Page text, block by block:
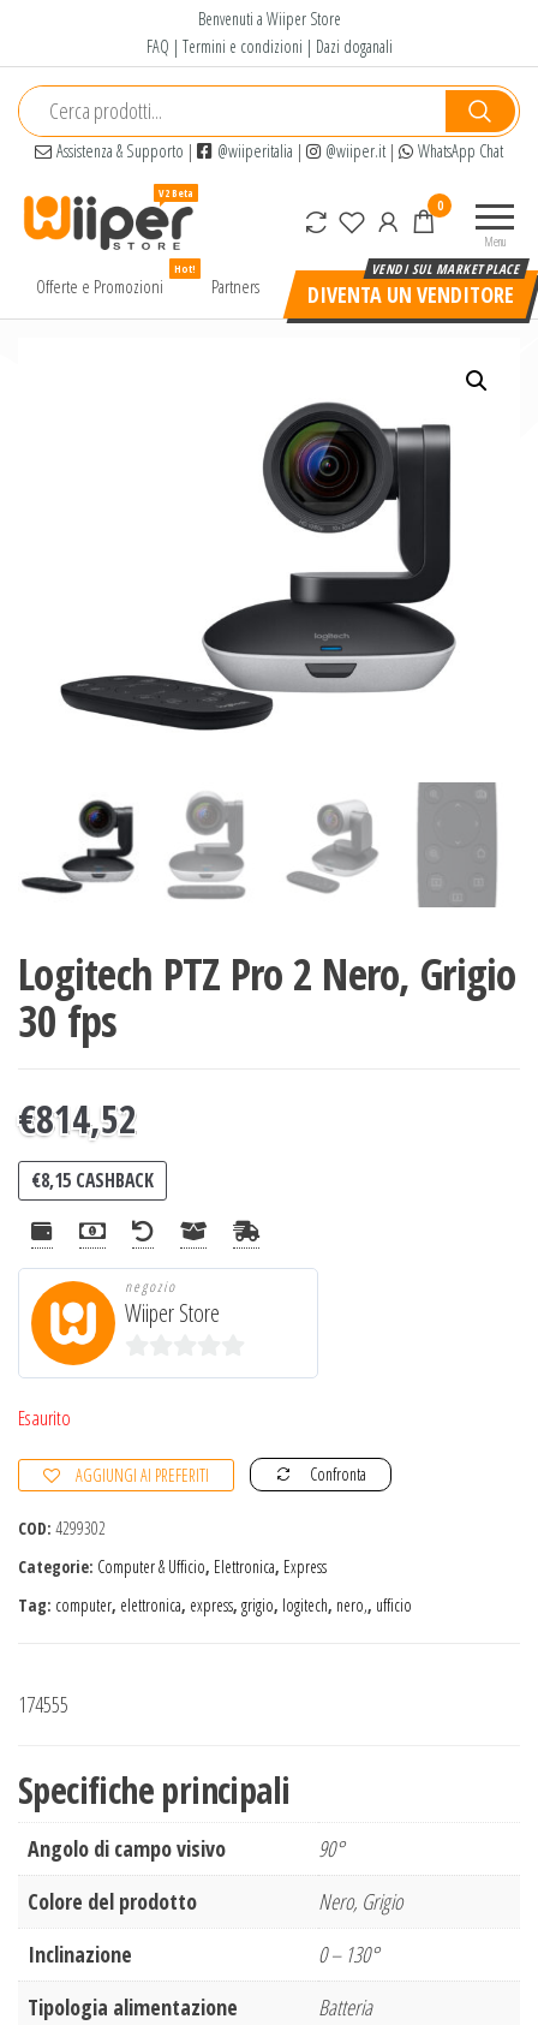
contenuto
Benvenuti a Wiiper Store
FAQ | Termini e condizioni | Dazi doganali
Assistenza & Supporto | @wiiperitalia | @wiiper.it| WhatsApp Chat
alta
Menu
0
Offerte e Promozioni
Hot!
Partners DIVENTA UN VENDITORE
Logitech PTZ Pro 2 Nero, Grigio
30 fps
€814,52
€8,15CASHBACK
negozio
Wiiper Store
0
5
Esaurito
AGGIUNGI AI PREFERITI Confronta
COD: 4299302
Categorie: Computer & Ufficio, Elettronica, Express
Tag: computer, elettronica, express, grigio, logitech, nero,, ufficio
174555
Specifiche principali
Angolo di campo visivo
90°
Colore del prodotto
Nero, Grigio
Inclinazione
0 – 130°
Tipologia alimentazione
Batteria